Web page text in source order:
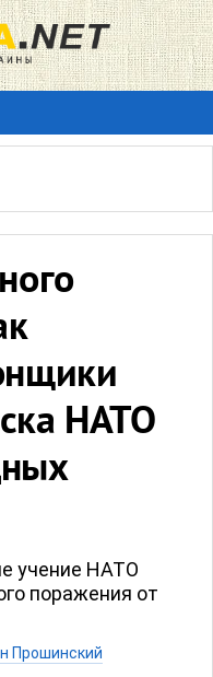
НАТО
учение НАТО
поражения от
Прошинский